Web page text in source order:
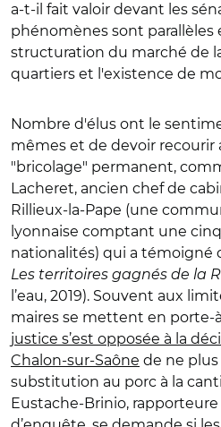
a-t-il fait valoir devant les
phénomènes sont parallèles
structuration du marché de
quartiers et l'existence de
Nombre d'élus ont le
mêmes et de devoir recourir
"bricolage" permanent,
Lacheret, ancien chef de
Rillieux-la-Pape (une
lyonnaise comptant une
nationalités) qui a témoigné
Les territoires gagnés de la
l’eau, 2019). Souvent aux
maires se mettent en porte-
justice s’est opposée à la
Chalon-sur-Saône de ne
substitution au porc à la
Eustache-Brinio,